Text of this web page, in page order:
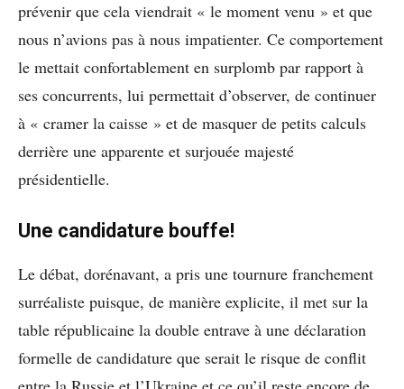
prévenir que cela viendrait « le moment venu » et que
nous n’avions pas à nous impatienter. Ce comportement
le mettait confortablement en surplomb par rapport à
ses concurrents, lui permettait d’observer, de continuer
à « cramer la caisse » et de masquer de petits calculs
derrière une apparente et surjouée majesté
présidentielle.
Une candidature bouffe!
Le débat, dorénavant, a pris une tournure franchement
surréaliste puisque, de manière explicite, il met sur la
table républicaine la double entrave à une déclaration
formelle de candidature que serait le risque de conflit